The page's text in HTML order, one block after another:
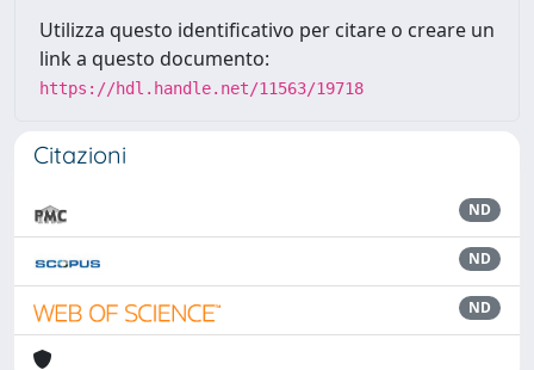
Utilizza questo identificativo per citare o creare un
link a questo documento:
https://hdl.handle.net/11563/19718
Citazioni
ND
ND
ND